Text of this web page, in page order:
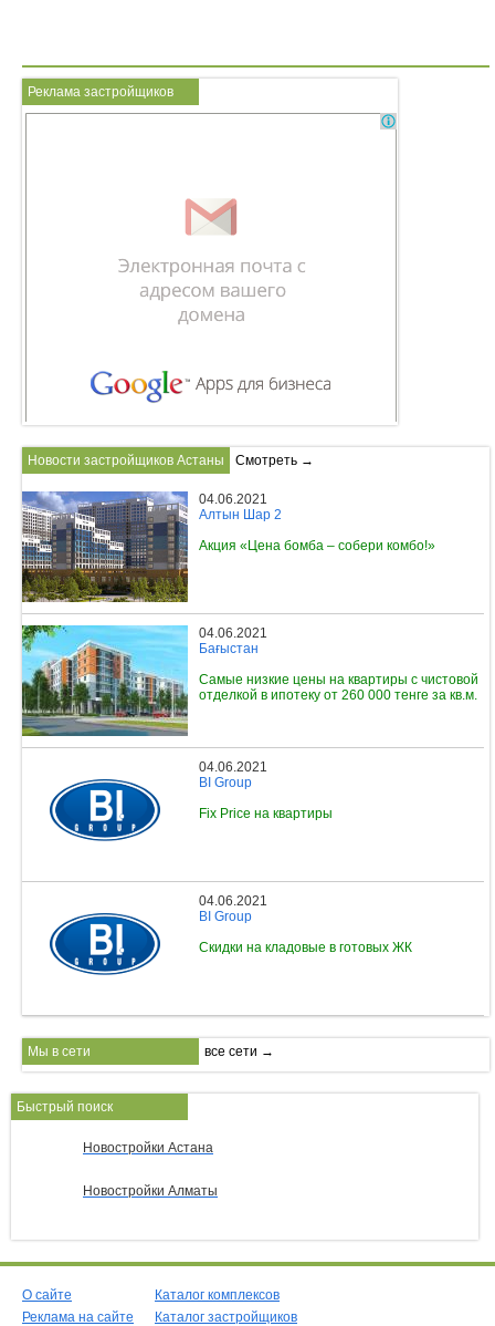
Реклама застройщиков
Новости застройщиков Астаны Смотреть →
04.06.2021
Алтын Шар 2
Акция «Цена бомба – собери комбо!»
04.06.2021
Бағыстан
Самые низкие цены на квартиры с чистовой
отделкой в ипотеку от 260 000 тенге за кв.м.
04.06.2021
BI Group
Fix Price на квартиры
04.06.2021
BI Group
Скидки на кладовые в готовых ЖК
Мы в сети все сети →
Быстрый поиск
Новостройки Астана
Новостройки Алматы
О сайте
Реклама на сайте
Каталог комплексов
Каталог застройщиков